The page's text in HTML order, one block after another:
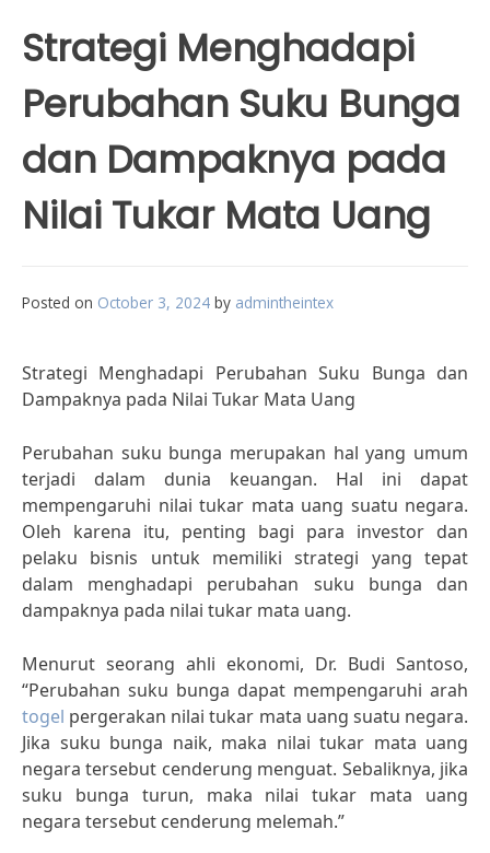
Strategi Menghadapi
Perubahan Suku Bunga
dan Dampaknya pada
Nilai Tukar Mata Uang
Posted on October 3, 2024 by admintheintex
Strategi Menghadapi Perubahan Suku Bunga dan
Dampaknya pada Nilai Tukar Mata Uang
Perubahan suku bunga merupakan hal yang umum
terjadi dalam dunia keuangan. Hal ini dapat
mempengaruhi nilai tukar mata uang suatu negara.
Oleh karena itu, penting bagi para investor dan
pelaku bisnis untuk memiliki strategi yang tepat
dalam menghadapi perubahan suku bunga dan
dampaknya pada nilai tukar mata uang.
Menurut seorang ahli ekonomi, Dr. Budi Santoso,
“Perubahan suku bunga dapat mempengaruhi arah
togel pergerakan nilai tukar mata uang suatu negara.
Jika suku bunga naik, maka nilai tukar mata uang
negara tersebut cenderung menguat. Sebaliknya, jika
suku bunga turun, maka nilai tukar mata uang
negara tersebut cenderung melemah.”